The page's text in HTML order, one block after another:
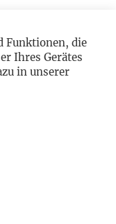
Funktionen, die
Ihres Gerätes
in unserer